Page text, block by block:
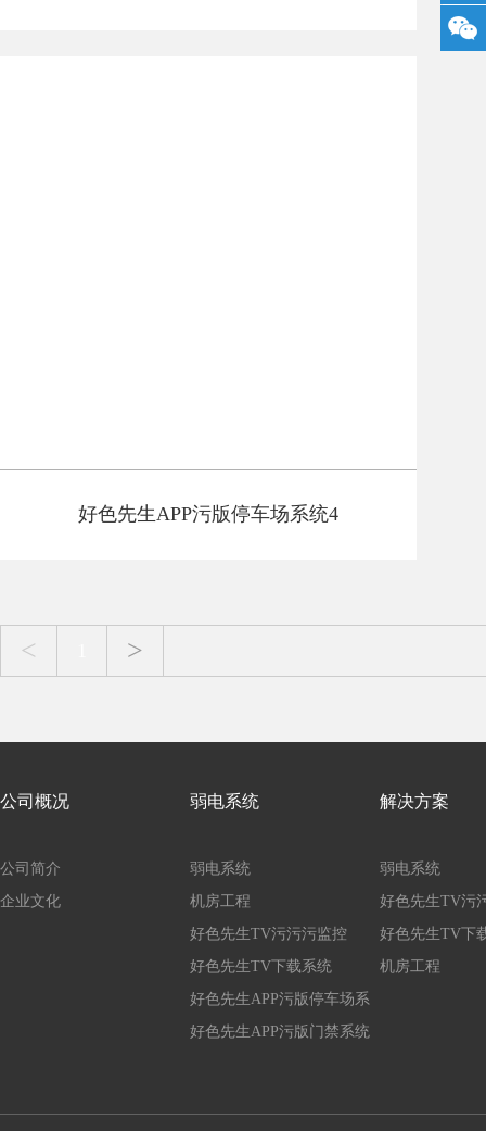
好色先生APP污版停车场系统4
< >
公司概况
公司简介
企业文化
弱电系统
弱电系统
机房工程
好色先生TV污污污监控
好色先生TV下载系统
好色先生APP污版停车场系
统
好色先生APP污版门禁系统
解决方案
弱电系统
好色先生TV污
好色先生TV下
机房工程